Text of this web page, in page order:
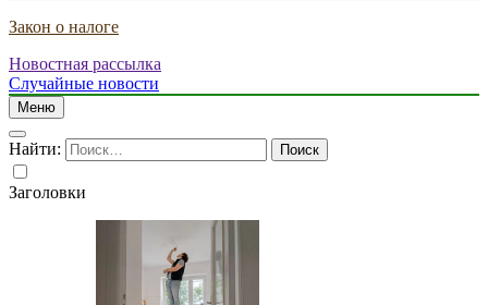
Закон о налоге
Новостная рассылка
Случайные новости
Меню
Найти:
Заголовки